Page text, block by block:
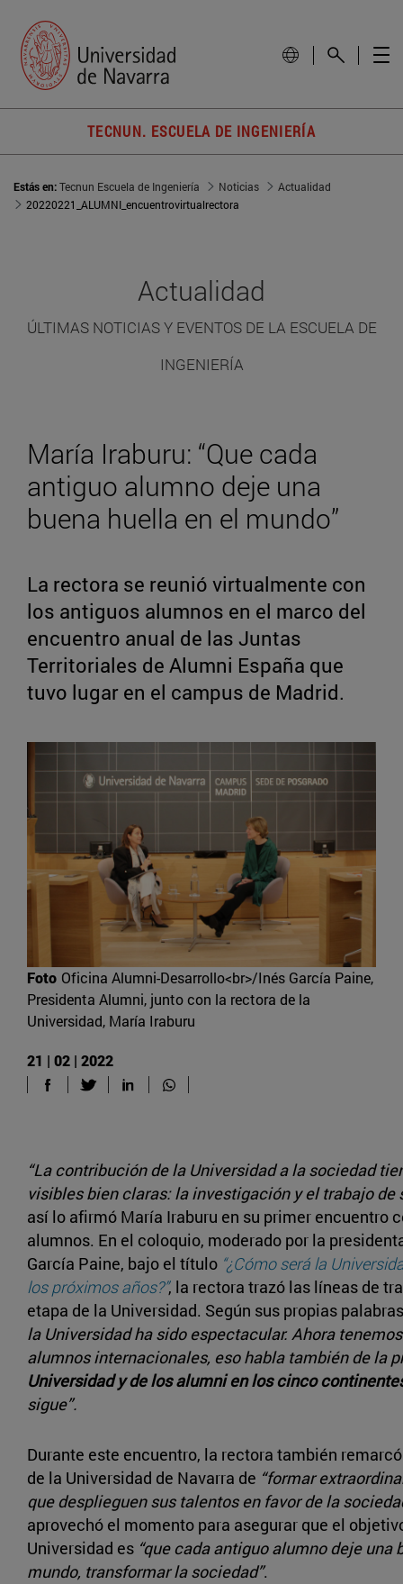
TECNUN. ESCUELA DE INGENIERÍA
Estás en:Tecnun Escuela de Ingeniería Noticias
Actualidad
20220221_ALUMNI_encuentrovirtualrectora
Actualidad
ÚLTIMAS NOTICIAS Y EVENTOS DE LA ESCUELA DE
INGENIERÍA
María Iraburu: “Que cada
antiguo alumno deje una
buena huella en el mundo”
La rectora se reunió virtualmente con
los antiguos alumnos en el marco del
encuentro anual de las Juntas
Territoriales de Alumni España que
tuvo lugar en el campus de Madrid.
Foto Oficina Alumni-Desarrollo<br>/Inés García Paine,
Presidenta Alumni, junto con la rectora de la
Universidad, María Iraburu
21 | 02 | 2022
“La contribución de la Universidad a la sociedad
visibles bien claras: la investigación y el trabajo de
así lo afirmó María Iraburu en su primer encuentro
alumnos. En el coloquio, moderado por la
García Paine, bajo el título “¿Cómo será la
los próximos años?”, la rectora trazó las líneas de
etapa de la Universidad. Según sus propias
la Universidad ha sido espectacular. Ahora
alumnos internacionales, eso habla también de la
Universidad y de los alumni en los cinco
sigue”.
Durante este encuentro, la rectora también
de la Universidad de Navarra de “formar
que desplieguen sus talentos en favor de la
aprovechó el momento para asegurar que el
Universidad es “que cada antiguo alumno deje una
mundo, transformar la sociedad”.